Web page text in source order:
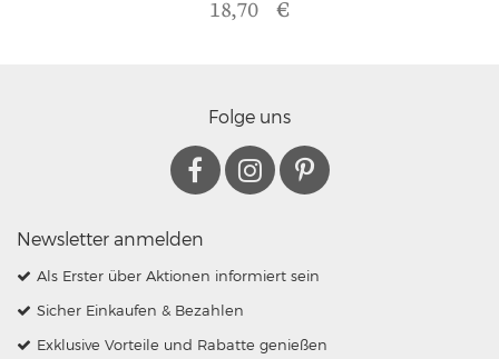
18,70 €
Folge uns
Newsletter anmelden
Als Erster über Aktionen informiert sein
Sicher Einkaufen & Bezahlen
Exklusive Vorteile und Rabatte genießen